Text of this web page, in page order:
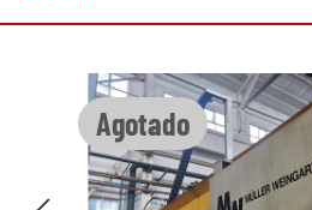
Agotado
Omitir galería de imágenes